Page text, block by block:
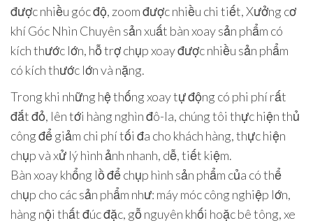
được nhiều góc độ, zoom được nhiều chi tiết, Xưởng cơ
khí Góc Nhìn Chuyên sản xuất bàn xoay sản phẩm có
kích thước lớn, hỗ trợ chụp xoay được nhiều sản phẩm
có kích thước lớn và nặng.
Trong khi những hệ thống xoay tự động có phi phí rất
đắt đỏ, lên tới hàng nghìn đô-la, chúng tôi thực hiện thủ
công để giảm chi phí tối đa cho khách hàng, thực hiện
chụp và xử lý hình ảnh nhanh, dễ, tiết kiệm.
Bàn xoay khổng lồ để chụp hình sản phẩm của có thể
chụp cho các sản phẩm như: máy móc công nghiệp lớn,
hàng nội thất đúc đặc, gỗ nguyên khối hoặc bê tông, xe